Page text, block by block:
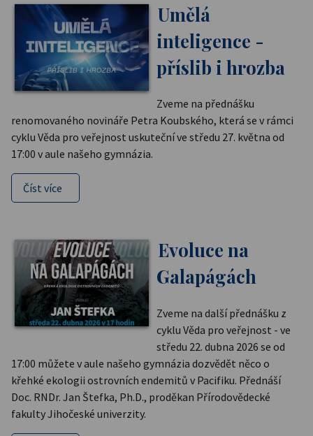
Umělá
inteligence -
příslib i hrozba
Zveme na přednášku
renomovaného novináře Petra Koubského, která se v rámci
cyklu Věda pro veřejnost uskuteční ve středu 27. května od
17:00 v aule našeho gymnázia.
Číst více
Evoluce na
Galapágách
Zveme na další přednášku z
cyklu Věda pro veřejnost - ve
středu 22. dubna 2026 se od
17:00 můžete v aule našeho gymnázia dozvědět něco o
křehké ekologii ostrovních endemitů v Pacifiku. Přednáší
Doc. RNDr. Jan Štefka, Ph.D., proděkan Přírodovědecké
fakulty Jihočeské univerzity.